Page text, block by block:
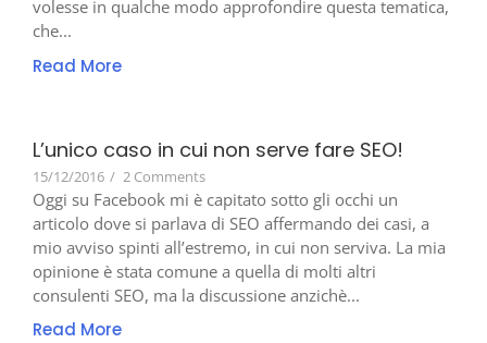
volesse in qualche modo approfondire questa tematica,
che...
Read More
L’unico caso in cui non serve fare SEO!
15/12/2016 / 2 Comments
Oggi su Facebook mi è capitato sotto gli occhi un
articolo dove si parlava di SEO affermando dei casi, a
mio avviso spinti all’estremo, in cui non serviva. La mia
opinione è stata comune a quella di molti altri
consulenti SEO, ma la discussione anzichè...
Read More